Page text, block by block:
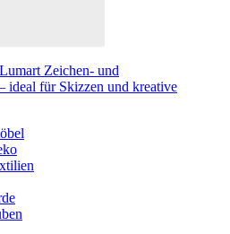
Zeichen- und
ideal für Skizzen und kreative